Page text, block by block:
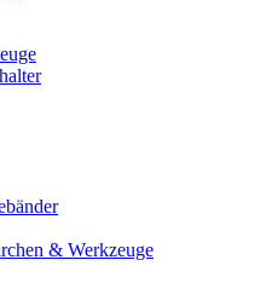
& Werkzeuge